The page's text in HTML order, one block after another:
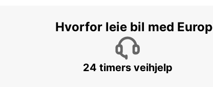
Hvorfor leie bil med
24 timers veihjelp